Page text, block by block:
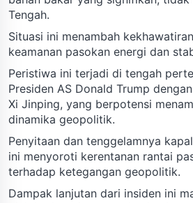
Tengah.
Situasi ini menambah
keamanan pasokan energi dan
Peristiwa ini terjadi di tengah
Presiden AS Donald Trump
Xi Jinping, yang berpotensi
dinamika geopolitik.
Penyitaan dan tenggelamnya
ini menyoroti kerentanan rantai
terhadap ketegangan geopolitik.
Dampak lanjutan dari insiden ini